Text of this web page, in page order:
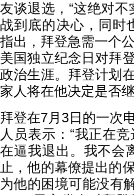
友谈退选，“这绝对
战到底的决心，同时
指出，拜登急需一个
美国独立纪念日对拜
政治生涯。拜登计划
家人将在他决定是否
拜登在7月3日的一次
人员表示：“我正在
在逼我退出。我不会
止，他的幕僚提出的
为他的困境可能没有